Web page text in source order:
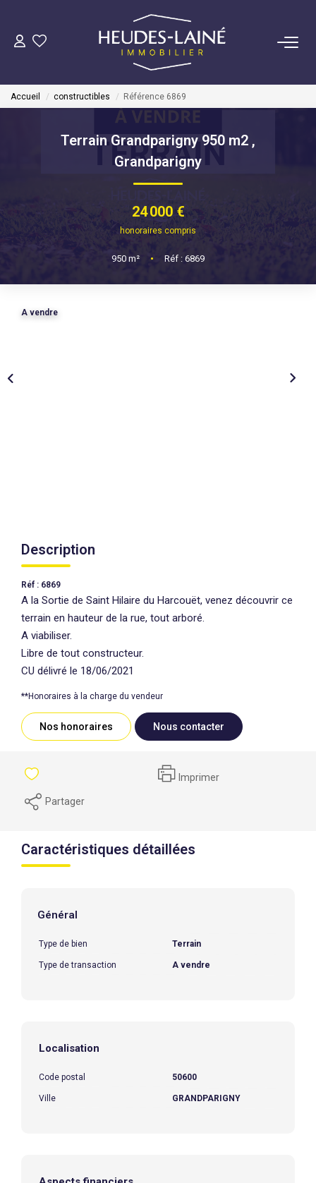
VENDRE
ACHETER
LOUER
Mise En Location
Gestion Locative
Accueil constructibles Référence 6869
Terrain Grandparigny 950 m2 ,
Grandparigny
24 000 €
honoraires compris
950 m² • Réf : 6869
A vendre
Description
Réf : 6869
A la Sortie de Saint Hilaire du Harcouët, venez découvrir ce
terrain en hauteur de la rue, tout arboré.
A viabiliser.
Libre de tout constructeur.
CU délivré le 18/06/2021
**Honoraires à la charge du vendeur
Nos honoraires Nous contacter
Imprimer
Partager
Caractéristiques détaillées
Général
Type de bien Terrain
Type de transaction A vendre
Localisation
Code postal 50600
Ville GRANDPARIGNY